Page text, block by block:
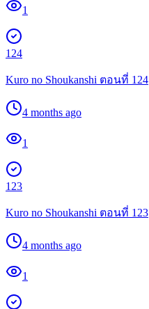
1
124
Kuro no Shoukanshi ตอนที่ 124
4 months ago
1
123
Kuro no Shoukanshi ตอนที่ 123
4 months ago
1